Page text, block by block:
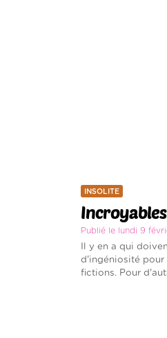
INSOLITE
Publié le lundi 9
Il y en a qui
d'ingéniosité pour
fictions. Pour